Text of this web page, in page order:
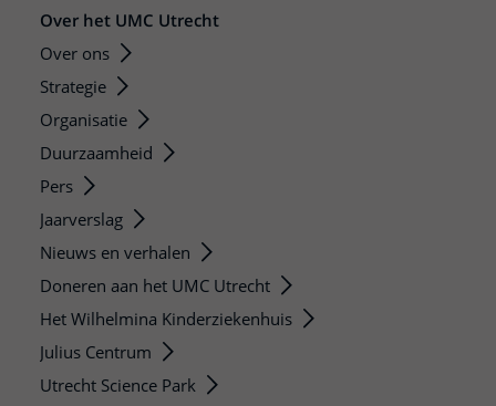
Over het UMC Utrecht
Over ons
Strategie
Organisatie
Duurzaamheid
Pers
Jaarverslag
Nieuws en verhalen
Doneren aan het UMC Utrecht
Het Wilhelmina Kinderziekenhuis
Julius Centrum
Utrecht Science Park